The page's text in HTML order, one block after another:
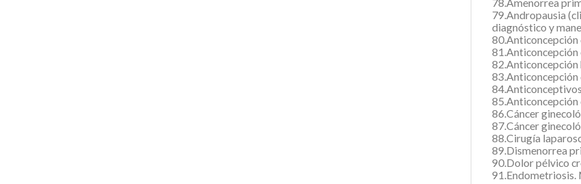
79.Andropausia
diagnóstico y
80.Anticoncepción
81.Anticoncepción
85.Anticoncepción
86.Cáncer
87.Cáncer
88.Cirugía
89.Dismenorrea
90.Dolor pélvico
91.Endometriosis.